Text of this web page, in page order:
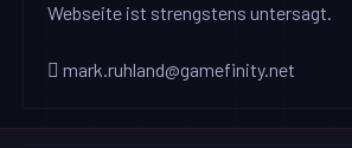
Webseite ist strengstens untersagt.
mark.ruhland@gamefinity.net